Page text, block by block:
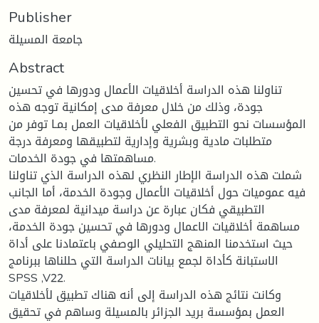
Publisher
جامعة المسيلة
Abstract
تناولنا هذه الدراسة أخلاقيات الأعمال ودورها في تحسين
جودة، وذلك من خلال معرفة مدى إمكانية توجه هذه
المؤسسات نحو التطبيق الفعلي لأخلاقيات العمل بمـا توفر من
متطلبات مادية وبشرية وإدارية لتطبيقها ومعرفة درجة
مساهمتها في جودة الخدمات.
شملت هذه الدراسة الإطار النظري لهذه الدراسة الذي تناولنا
فيه عموميات حول أخلاقيات الأعمال وجودة الخدمة، أما الجانب
التطبيقي فكان عبارة عن دراسة ميدانية لمعرفة مدى
مساهمة أخلاقيات الاعمال ودورها في تحسين جودة الخدمة،
حيث استخدمنا المنهج التحليلي الوصفي باعتمادنا على أداة
الاستبانة كأداة لجمع بيانات الدراسة التي حللناها ببرنامج
SPSS ,V22.
وكانت نتائج هذه الدراسة إلى أنه هناك تطبيق لأخلاقيات
العمل بمؤسسة بريد الجزائر بالمسيلة وساهم في تحقيق